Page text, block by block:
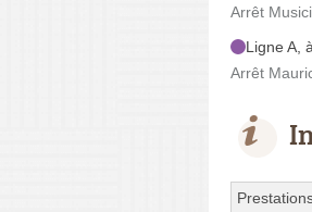
Arrêt
Ligne A,
Arrêt